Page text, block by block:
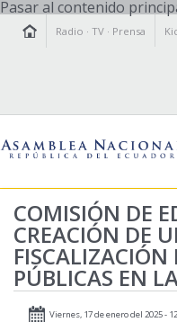
Pasar al contenido
Radio ·TV · Prensa
LA ASAMBLEA
LEGISLAMOS
FISCALIZAMOS
TRANSPARENCIA
COMISIÓN DE
CREACIÓN DE
FISCALIZACIÓN
PÚBLICAS EN
Viernes, 17 de enero del 2025 -